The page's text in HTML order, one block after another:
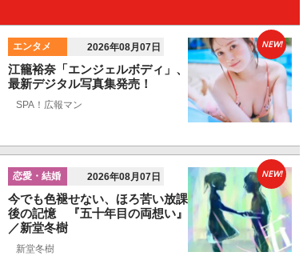
エンタメ 2026年08月07日
江籠裕奈「エンジェルボディ」、
最新デジタル写真集発売！
SPA！広報マン
NEW!
恋愛・結婚 2026年08月07日
今でも色褪せない、ほろ苦い放課
後の記憶 『五十年目の両想い』
／新堂冬樹
新堂冬樹
NEW!